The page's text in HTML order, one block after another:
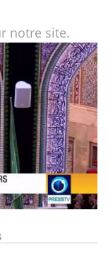
notre site.